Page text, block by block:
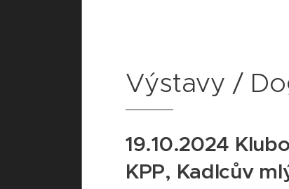
Výstavy /
19.10.2024
KPP, Kadlcův